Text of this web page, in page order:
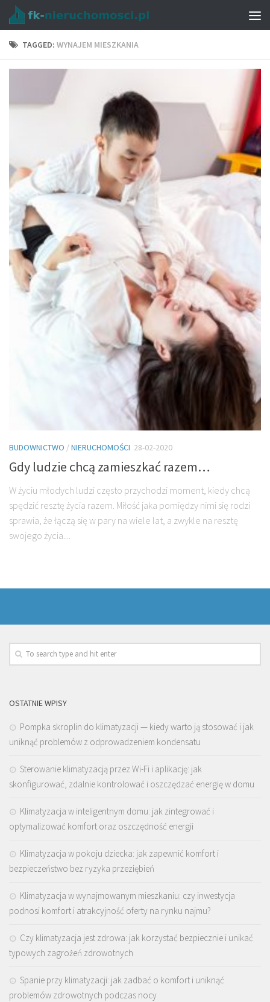
TAGGED: WYNAJEM MIESZKANIA
BUDOWNICTWO /NIERUCHOMOŚCI 28-02-2020
Gdy ludzie chcą zamieszkać razem…
W życiu młodych ludzi często przychodzi moment, kiedy chcą
spędzić resztę życia razem. Miłość jaka pomiędzy nimi się rodzi
sprawia, że łączą się w pary na wiele lat, a zwykle na resztę
swojego życia....
OSTATNIE WPISY
Pompka skroplin do klimatyzacji — kiedy warto ją stosować i jak
uniknąć problemów z odprowadzeniem kondensatu
Sterowanie klimatyzacją przez Wi-Fi i aplikację: jak
skonfigurować, zdalnie kontrolować i oszczędzać energię w domu
Klimatyzacja w inteligentnym domu: jak zintegrować i
optymalizować komfort oraz oszczędność energii
Klimatyzacja w pokoju dziecka: jak zapewnić komfort i
bezpieczeństwo bez ryzyka przeziębień
Klimatyzacja w wynajmowanym mieszkaniu: czy inwestycja
podnosi komfort i atrakcyjność oferty na rynku najmu?
Czy klimatyzacja jest zdrowa: jak korzystać bezpiecznie i unikać
typowych zagrożeń zdrowotnych
Spanie przy klimatyzacji: jak zadbać o komfort i uniknąć
problemów zdrowotnych podczas nocy